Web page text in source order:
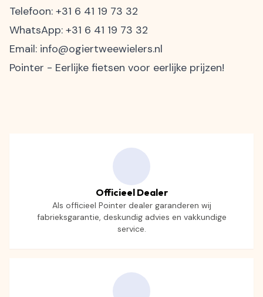
Telefoon: +31 6 41 19 73 32
WhatsApp: +31 6 41 19 73 32
Email: info@ogiertweewielers.nl
Pointer - Eerlijke fietsen voor eerlijke prijzen!
Officieel Dealer
Als officieel Pointer dealer garanderen wij
fabrieksgarantie, deskundig advies en vakkundige
service.